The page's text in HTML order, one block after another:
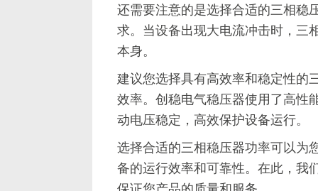
还需要注意的是选择合适的三相稳
求。当设备出现大电流冲击时，三
本身。
建议您选择具有高效率和稳定性的
效率。创稳电气稳压器使用了高性
动电压稳定，高效保护设备运行。
选择合适的三相稳压器功率可以为
备的运行效率和可靠性。在此，我